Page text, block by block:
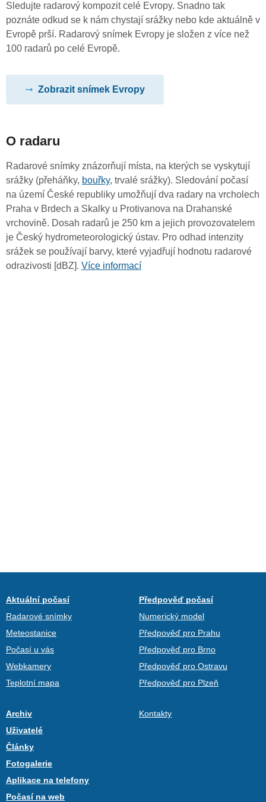
Sledujte radarový kompozit celé Evropy. Snadno tak
poznáte odkud se k nám chystají srážky nebo kde aktuálně v
Evropě prší. Radarový snímek Evropy je složen z více než
100 radarů po celé Evropě.
Zobrazit snímek Evropy
O radaru
Radarové snímky znázorňují místa, na kterých se vyskytují
srážky (přeháňky, bouřky, trvalé srážky). Sledování počasí
na území České republiky umožňují dva radary na vrcholech
Praha v Brdech a Skalky u Protivanova na Drahanské
vrchovině. Dosah radarů je 250 km a jejich provozovatelem
je Český hydrometeorologický ústav. Pro odhad intenzity
srážek se používají barvy, které vyjadřují hodnotu radarové
odrazivosti [dBZ]. Více informací
Aktuální počasí
Radarové snímky
Meteostanice
Počasí u vás
Webkamery
Teplotní mapa
Předpověď počasí
Numerický model
Předpověď pro Prahu
Předpověď pro Brno
Předpověď pro Ostravu
Předpověď pro Plzeň
Archiv
Uživatelé
Články
Fotogalerie
Aplikace na telefony
Počasí na web
Kontakty